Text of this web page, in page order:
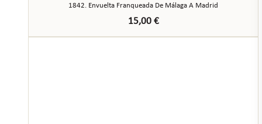
1842. Envuelta Franqueada De Málaga A Madrid
15,00 €